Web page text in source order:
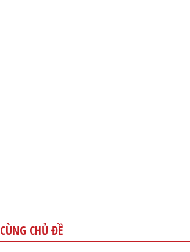
CÙNG CHỦ ĐỀ